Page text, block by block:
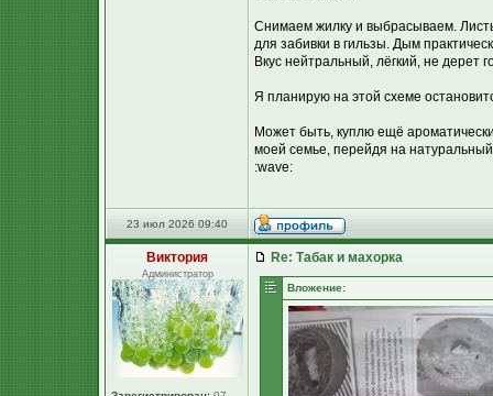
Снимаем жилку и выбрасываем.
для забивки в гильзы. Дым
Вкус нейтральный, лёгкий, не дерет
Я планирую на этой схеме
Может быть, куплю ещё
моей семье, перейдя на натуральный
:wave:
23 июл 2026 09:40
Виктория
Администратор
Re: Табак и махорка
Вложение: